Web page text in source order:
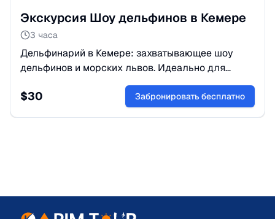
Экскурсия Шоу дельфинов в Кемере
3 часа
Дельфинарий в Кемере: захватывающее шоу
дельфинов и морских львов. Идеально для
детей и взрослых. Возможность поплавать с
дельфинами. Бронируйте!
$30 Забронировать бесплатно